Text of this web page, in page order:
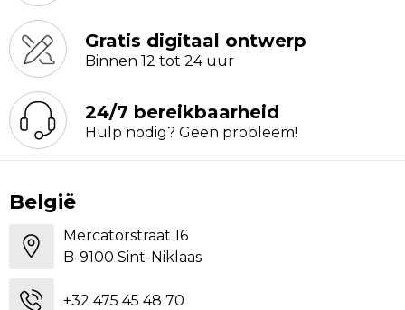
Gratis digitaal ontwerp
Binnen 12 tot 24 uur
24/7 bereikbaarheid
Hulp nodig? Geen probleem!
België
Mercatorstraat 16
B-9100 Sint-Niklaas
+32 475 45 48 70